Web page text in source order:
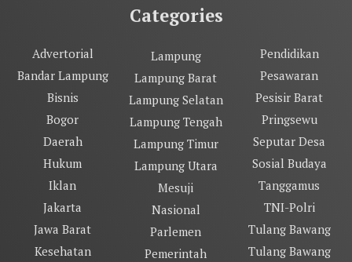
Categories
Advertorial
Bandar Lampung
Bisnis
Bogor
Daerah
Hukum
Iklan
Jakarta
Jawa Barat
Kesehatan
Lampung
Lampung Barat
Lampung Selatan
Lampung Tengah
Lampung Timur
Lampung Utara
Mesuji
Nasional
Parlemen
Pemerintah
Pendidikan
Pesawaran
Pesisir Barat
Pringsewu
Seputar Desa
Sosial Budaya
Tanggamus
TNI-Polri
Tulang Bawang
Tulang Bawang